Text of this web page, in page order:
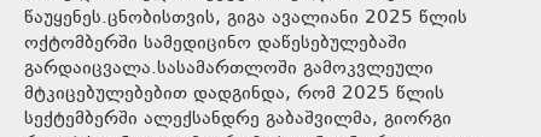
წაუყენეს.ცნობისთვის, გიგა ავალიანი 2025 წლის
ოქტომბერში სამედიცინო დაწესებულებაში
გარდაიცვალა.სასამართლოში გამოკვლეული
მტკიცებულებებით დადგინდა, რომ 2025 წლის
სექტემბერში ალექსანდრე გაბაშვილმა, გიორგი